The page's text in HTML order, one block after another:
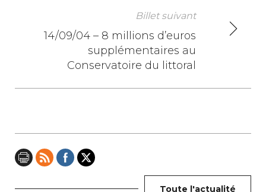
a
i
o
Billet suivant
14/09/04 – 8 millions d’euros
supplémentaires au
Conservatoire du littoral
Toute l'actualité